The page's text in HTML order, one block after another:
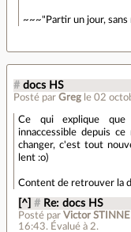
~~~"Partir un jour,
# docs HS
Posté par Greg le 02
Ce qui explique
innaccessible depuis
changer, c'est tout
lent :o)
Content de retrouver la
[^] # Re: docs HS
Posté parVictor
16:43. Évalué à 2.